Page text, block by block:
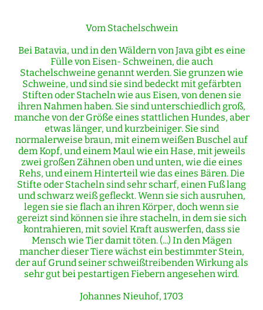
Vom Stachelschwein
Bei Batavia, und in den Wäldern von Java gibt es eine
Fülle von Eisen- Schweinen, die auch
Stachelschweine genannt werden. Sie grunzen wie
Schweine, und sind sie sind bedeckt mit gefärbten
Stiften oder Stacheln wie aus Eisen, von denen sie
ihren Nahmen haben. Sie sind unterschiedlich groß,
manche von der Größe eines stattlichen Hundes, aber
etwas länger, und kurzbeiniger. Sie sind
normalerweise braun, mit einem weißen Buschel auf
dem Kopf, und einem Maul wie ein Hase, mit jeweils
zwei großen Zähnen oben und unten, wie die eines
Rehs, und einem Hinterteil wie das eines Bären. Die
Stifte oder Stacheln sind sehr scharf, einen Fuß lang
und schwarz weiß gefleckt. Wenn sie sich ausruhen,
legen sie sie flach an ihren Körper, doch wenn sie
gereizt sind können sie ihre stacheln, in dem sie sich
kontrahieren, mit soviel Kraft auswerfen, dass sie
Mensch wie Tier damit töten. (...) In den Mägen
mancher dieser Tiere wächst ein bestimmter Stein,
der auf Grund seiner schweißtreibenden Wirkung als
sehr gut bei pestartigen Fiebern angesehen wird.
Johannes Nieuhof, 1703